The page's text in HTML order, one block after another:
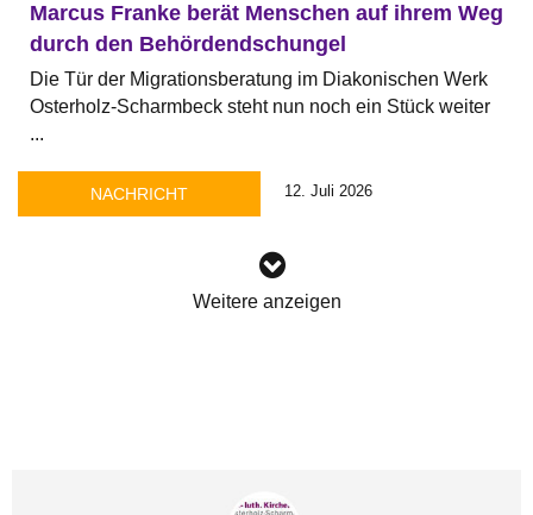
Marcus Franke berät Menschen auf ihrem Weg
durch den Behördendschungel
Die Tür der Migrationsberatung im Diakonischen Werk
Osterholz-Scharmbeck steht nun noch ein Stück weiter
...
NACHRICHT 12. Juli 2026
Weitere anzeigen